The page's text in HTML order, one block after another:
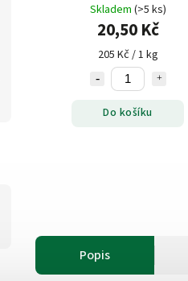
Skladem (>5 ks)
20,50 Kč
205 Kč / 1 kg
Do košíku
Popis